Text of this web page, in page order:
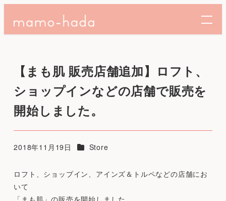
【まも肌 販売店舗追加】ロフト、
ショップインなどの店舗で販売を
開始しました。
投稿日
2018年11月19日 カテゴリー
Store
ロフト、ショップイン、アインズ＆トルペなどの店舗にお
いて
「まも肌」の販売を開始しました。